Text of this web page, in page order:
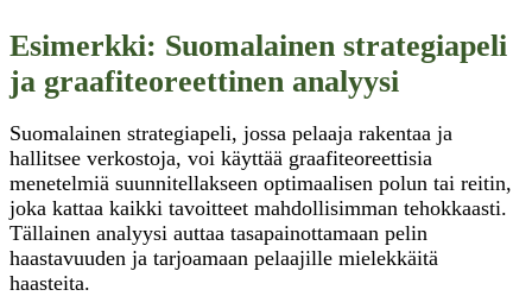
Esimerkki: Suomalainen strategiapeli
ja graafiteoreettinen analyysi
Suomalainen strategiapeli, jossa pelaaja rakentaa ja
hallitsee verkostoja, voi käyttää graafiteoreettisia
menetelmiä suunnitellakseen optimaalisen polun tai reitin,
joka kattaa kaikki tavoitteet mahdollisimman tehokkaasti.
Tällainen analyysi auttaa tasapainottamaan pelin
haastavuuden ja tarjoamaan pelaajille mielekkäitä
haasteita.